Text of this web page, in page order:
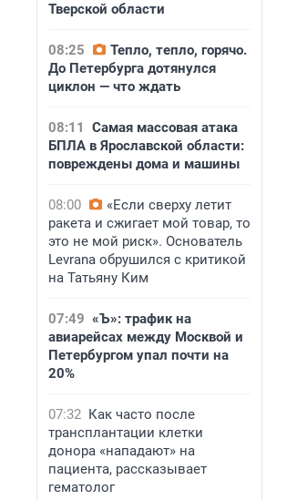
Тверской области
08:25
Тепло, тепло, горячо.
До Петербурга дотянулся
циклон — что ждать
08:11
Самая массовая атака
БПЛА в Ярославской области:
повреждены дома и машины
08:00
«Если сверху летит
ракета и сжигает мой товар, то
это не мой риск». Основатель
Levrana обрушился с критикой
на Татьяну Ким
07:49 «Ъ»: трафик на
авиарейсах между Москвой и
Петербургом упал почти на
20%
07:32 Как часто после
трансплантации клетки
донора «нападают» на
пациента, рассказывает
гематолог